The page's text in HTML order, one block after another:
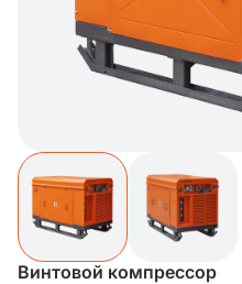
Винтовой компрессор